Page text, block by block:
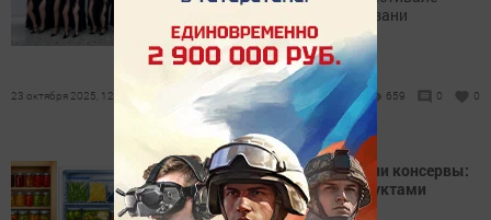
Zumba Fitness «4ever» в Казани
23 октября 2025, 12:00 659 0 0
Свежие, замороженные или консервы:
врачи о том, какими продуктами
питаться полезнее